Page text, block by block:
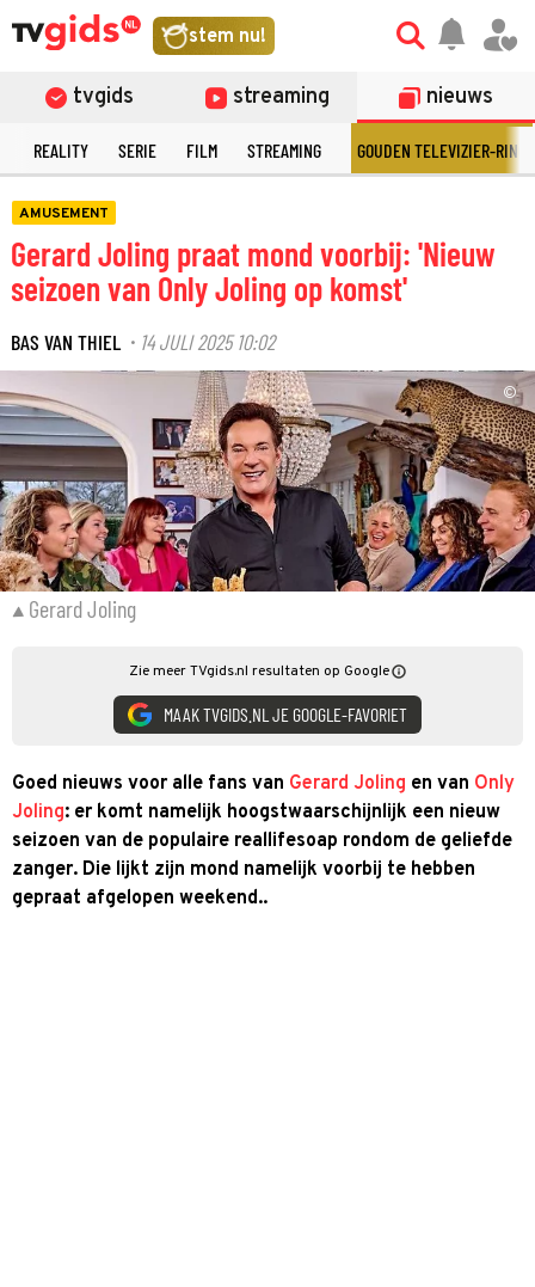
stem nu!
tvgids streaming nieuws
REALITY SERIE FILM STREAMING GOUDEN TELEVIZIER-RING
AMUSEMENT
Gerard Joling praat mond voorbij: 'Nieuw
seizoen van Only Joling op komst'
BAS VAN THIEL· 14 JULI 2025 10:02
©
Gerard Joling
Zie meer TVgids.nl resultaten op Google
MAAK TVGIDS.NL JE GOOGLE-FAVORIET
Goed nieuws voor alle fans van Gerard Joling en van Only
Joling: er komt namelijk hoogstwaarschijnlijk een nieuw
seizoen van de populaire reallifesoap rondom de geliefde
zanger. Die lijkt zijn mond namelijk voorbij te hebben
gepraat afgelopen weekend..